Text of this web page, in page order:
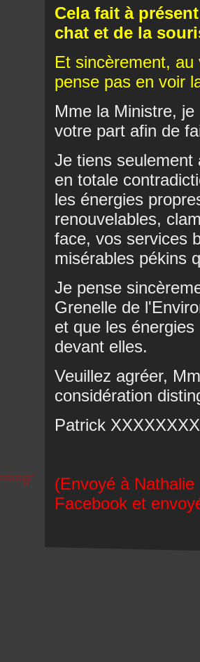
Cela fait à
chat et de la
Et sincèrement,
pense pas en voir
Mme la Ministre,
votre part afin de
Je tiens seulement
en totale
les énergies
renouvelables,
face, vos services
misérables pékins
Je pense
Grenelle de
et que les
devant elles.
Veuillez agréer,
considération
Patrick XXXXXXXX
(Envoyé à
Facebook et